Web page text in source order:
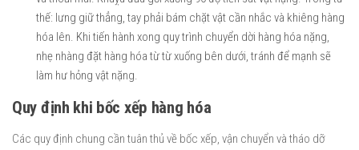
thế: lưng giữ thẳng, tay phải bám chặt vật cần nhắc và khiêng hàng
hóa lên. Khi tiến hành xong quy trình chuyển dời hàng hóa nặng,
nhẹ nhàng đặt hàng hóa từ từ xuống bên dưới, tránh để mạnh sẽ
làm hư hỏng vật nặng.
Quy định khi bốc xếp hàng hóa
Các quy định chung cần tuân thủ về bốc xếp, vận chuyển và tháo dỡ